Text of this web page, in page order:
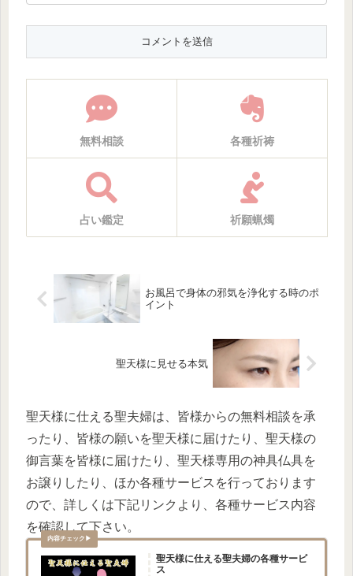
無料相談 各種祈祷
占い鑑定 祈願蝋燭
お風呂で身体の邪気を浄化する時のポ
イント
聖天様に見せる本気
聖天様に仕える聖夫婦は、皆様からの無料相談を承
ったり、皆様の願いを聖天様に届けたり、聖天様の
御言葉を皆様に届けたり、聖天様専用の神具仏具を
お譲りしたり、ほか各種サービスを行っております
ので、詳しくは下記リンクより、各種サービス内容
を確認して下さい。
聖天様に仕える聖夫婦の各種サービ
ス